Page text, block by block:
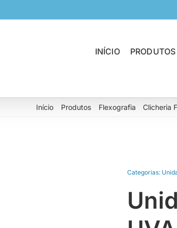
INÍCIO PRODUTOS
Início Produtos Flexografia Clicheria
Categorias: